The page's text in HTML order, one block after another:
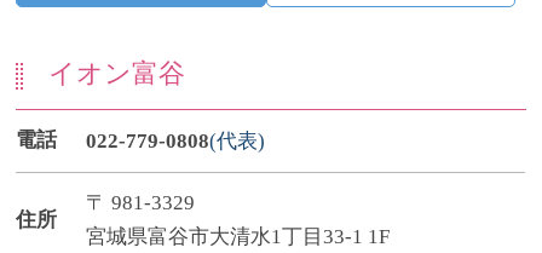
イオン富谷
電話 022-779-0808(代表)
住所
〒 981-3329
宮城県富谷市大清水1丁目33-1 1F